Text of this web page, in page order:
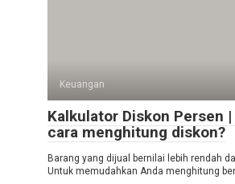
Keuangan
Kalkulator Diskon Persen
cara menghitung diskon?
Barang yang dijual bernilai lebih rendah
Untuk memudahkan Anda menghitung